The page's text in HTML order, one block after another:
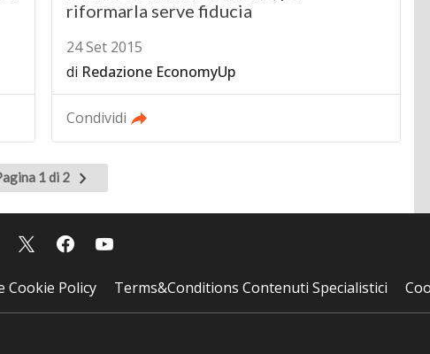
riformarla serve fiducia
24 Set 2015
di Redazione EconomyUp
Condividi
1 di 2
Pagina
successiva
Cookie Policy Terms&Conditions Contenuti Specialistici